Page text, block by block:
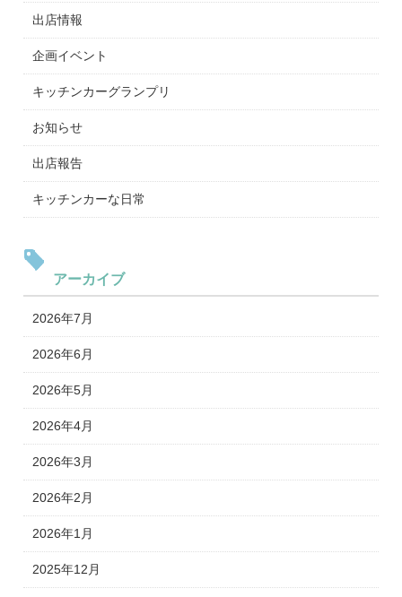
出店情報
企画イベント
キッチンカーグランプリ
お知らせ
出店報告
キッチンカーな日常
アーカイブ
2026年7月
2026年6月
2026年5月
2026年4月
2026年3月
2026年2月
2026年1月
2025年12月